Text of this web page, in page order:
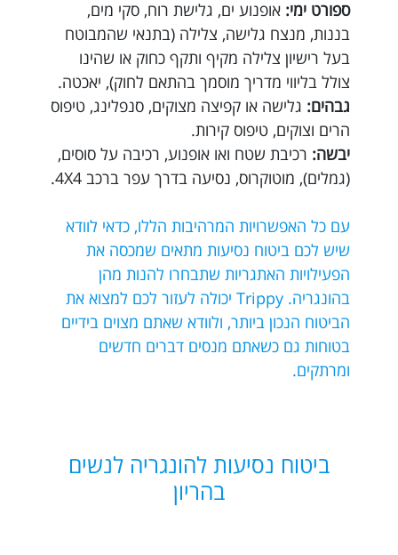
ספורט ימי: אופנוע ים, גלישת רוח, סקי מים,
בננות, מנצח גלישה, צלילה (בתנאי שהמבוטח
בעל רישיון צלילה מקיף ותקף כחוק או שהינו
צולל בליווי מדריך מוסמך בהתאם לחוק), יאכטה.
גבהים: גלישה או קפיצה מצוקים, סנפלינג, טיפוס
הרים וצוקים, טיפוס קירות.
יבשה: רכיבת שטח ואו אופנוע, רכיבה על סוסים,
(גמלים), מוטוקרוס, נסיעה בדרך עפר ברכב 4X4.
עם כל האפשרויות המרהיבות הללו, כדאי לוודא
שיש לכם ביטוח נסיעות מתאים שמכסה את
הפעילויות האתגריות שתבחרו להנות מהן
בהונגריה. Trippy יכולה לעזור לכם למצוא את
הביטוח הנכון ביותר, ולוודא שאתם מצוים בידיים
בטוחות גם כשאתם מנסים דברים חדשים
ומרתקים.
ביטוח נסיעות להונגריה לנשים
בהריון